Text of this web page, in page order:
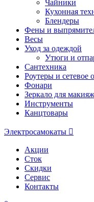
Чайники
Кухонная
Блендеры
Фены и
Весы
Уход за одеждой
Утюги и
Сантехника
Роутеры и сетевое
Фонари
Зеркало для
Инструменты
Канцтовары
Электросамокаты
Акции
Сток
Скидки
Сервис
Контакты